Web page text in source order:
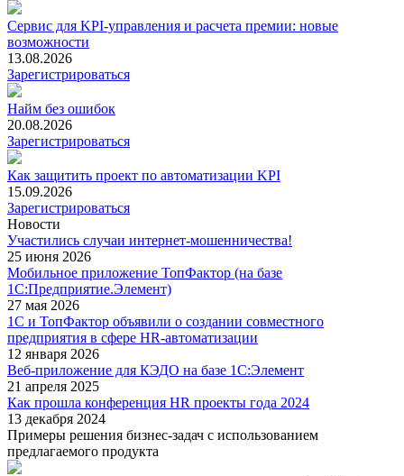
Сервис для KPI-управления и расчета премии: новые
возможности
13.08.2026
Зарегистрироваться
Найм без ошибок
20.08.2026
Зарегистрироваться
Как защитить проект по автоматизации KPI
15.09.2026
Зарегистрироваться
Новости
Участились случаи интернет-мошенничества!
25 июня 2026
Мобильное приложение ТопФактор (на базе
1С:Предприятие.Элемент)
27 мая 2026
1С и ТопФактор объявили о создании совместного
предприятия в сфере HR-автоматизации
12 января 2026
Веб-приложение для КЭДО на базе 1С:Элемент
21 апреля 2025
Как прошла конференция HR проекты года 2024
13 декабря 2024
Примеры решения бизнес-задач с использованием
предлагаемого продукта